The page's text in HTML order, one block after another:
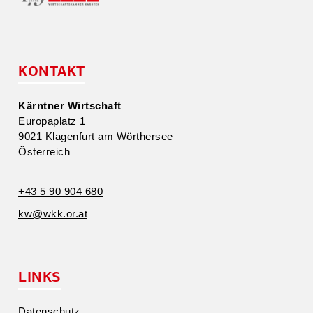
KONTAKT
Kärntner Wirtschaft
Europa­platz 1
9021 Klagenfurt am Wörthersee
Öster­reich
+43 5 90 904 680
kw@​wkk.​or.​at
LINKS